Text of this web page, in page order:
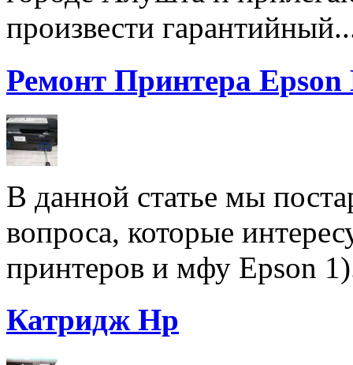
произвести
Ремонт Принтера
В данной статье мы
вопроса, которые
принтеров и мфу Epson
Катридж Hp